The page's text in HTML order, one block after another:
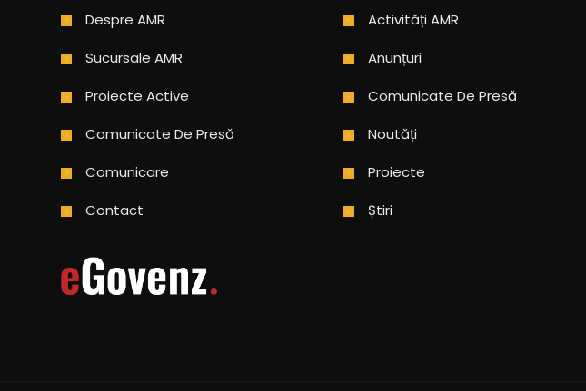
Despre AMR
Sucursale AMR
Proiecte Active
Comunicate De Presă
Comunicare
Contact
Activități AMR
Anunțuri
Comunicate De Presă
Noutăți
Proiecte
Știri